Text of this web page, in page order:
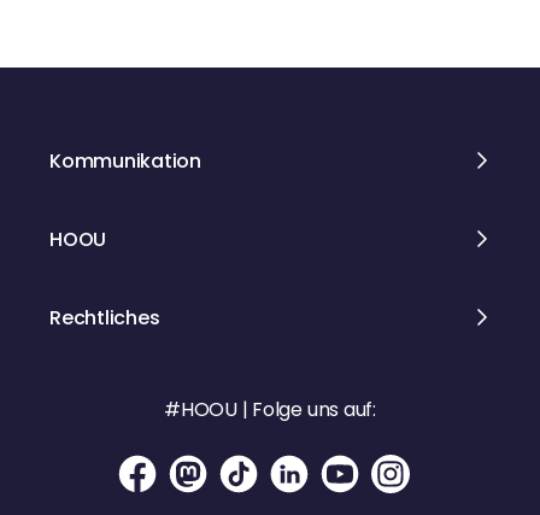
n
Kommunikation
HOOU
Rechtliches
#HOOU | Folge uns auf: